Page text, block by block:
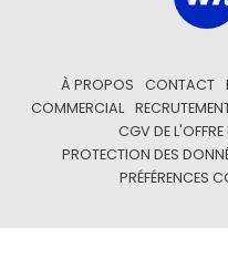
À PROPOS CONTACT
COMMERCIAL
CGV DE
PROTECTION DES
PRÉFÉRENCES